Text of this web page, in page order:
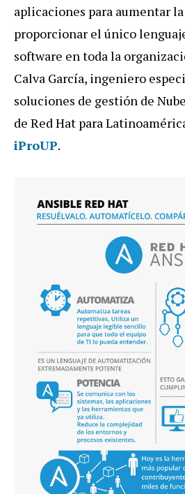
aplicaciones para aumentarla
proporcionar el único
software entodala organizaci
Calva García, ingeniero
soluciones de gestión de Nube
de RedHat paraLatinoamé
iProUP.